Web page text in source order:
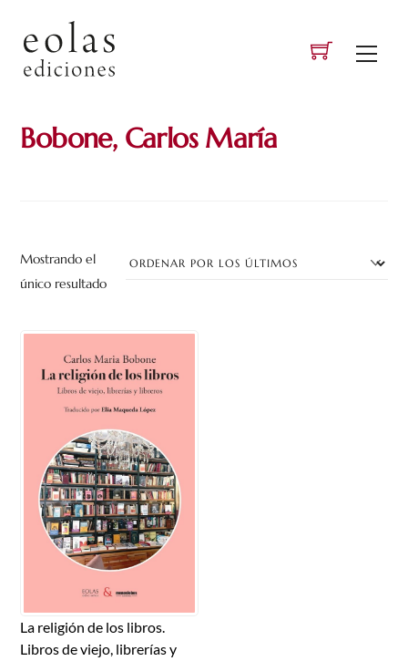
content
Bobone, Carlos María
Mostrando el
único resultado
La religión de los libros.
Libros de viejo, librerías y